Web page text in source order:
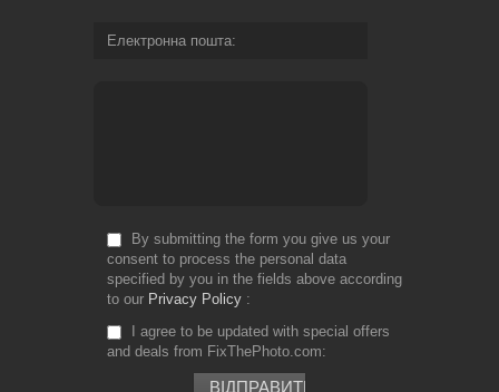
Електронна пошта
By submitting the form you give us your
consent to process the personal data
specified by you in the fields above according
to our Privacy Policy
I agree to be updated with special offers
and deals from FixThePhoto.com